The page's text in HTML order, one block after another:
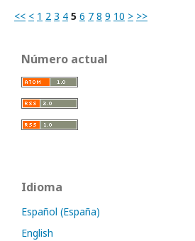
<< < 1 2 3 4 5 6 7 8 9 10 > >>
Número actual
Idioma
Español (España)
English